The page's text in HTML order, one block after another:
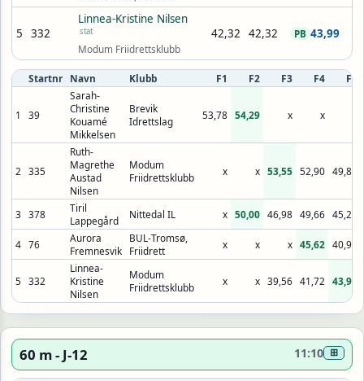
5 332
Linnea-Kristine Nilsen
stat
Modum Friidrettsklubb
42,32 42,32 43,99
PB
Startnr Navn Klubb F1 F2 F3 F4 F5
1 39
Sarah-
Christine
Kouamé
Mikkelsen
Brevik
Idrettslag
53,78 54,29 x x
2 335
Ruth-
Magrethe
Austad
Nilsen
Modum
Friidrettsklubb
x x 53,55 52,90 49,89
3 378
Tiril
Lappegård
Nittedal IL x 50,00 46,98 49,66 45,29
4 76
Aurora
Fremnesvik
BUL-Tromsø,
Friidrett
x x x 45,62 40,96
5 332
Linnea-
Kristine
Nilsen
Modum
Friidrettsklubb
x x 39,56 41,72 43,99
60 m - J-12 11:10 ⊞